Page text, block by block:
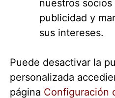
nuestros
publicidad y
sus intereses.
Puede desactivar la
personalizada
página Configuración